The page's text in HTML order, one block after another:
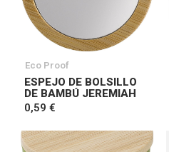
Eco Proof
ESPEJO DE BOLSILLO
DE BAMBÚ JEREMIAH
0,59 €